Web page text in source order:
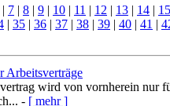
| 7 | 8 | 9 | 10 | 11 | 12 | 13 | 14 | 15
| 35 | 36 | 37 | 38 | 39 | 40 | 41 |
Arbeitsverträge
wird von vornherein nur
- [ mehr ]